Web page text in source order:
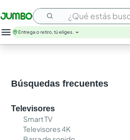
¿Qué estás buscando?
Entrega o retiro, tú eliges.
Búsquedas frecuentes
Televisores
Smart TV
Televisores 4K